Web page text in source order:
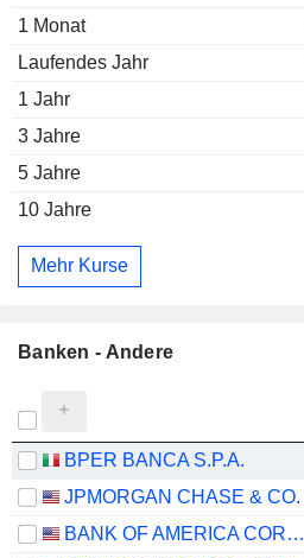
1 Monat
Laufendes Jahr
1 Jahr
3 Jahre
5 Jahre
10 Jahre
Mehr Kurse
Banken - Andere
BPER BANCA S.P.A.
JPMORGAN CHASE & CO.
BANK OF AMERICA CORPORATION